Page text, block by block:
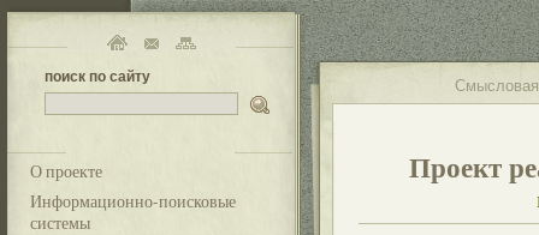
поиск по сайту
О проекте
Информационно-поисковые
системы
Проект